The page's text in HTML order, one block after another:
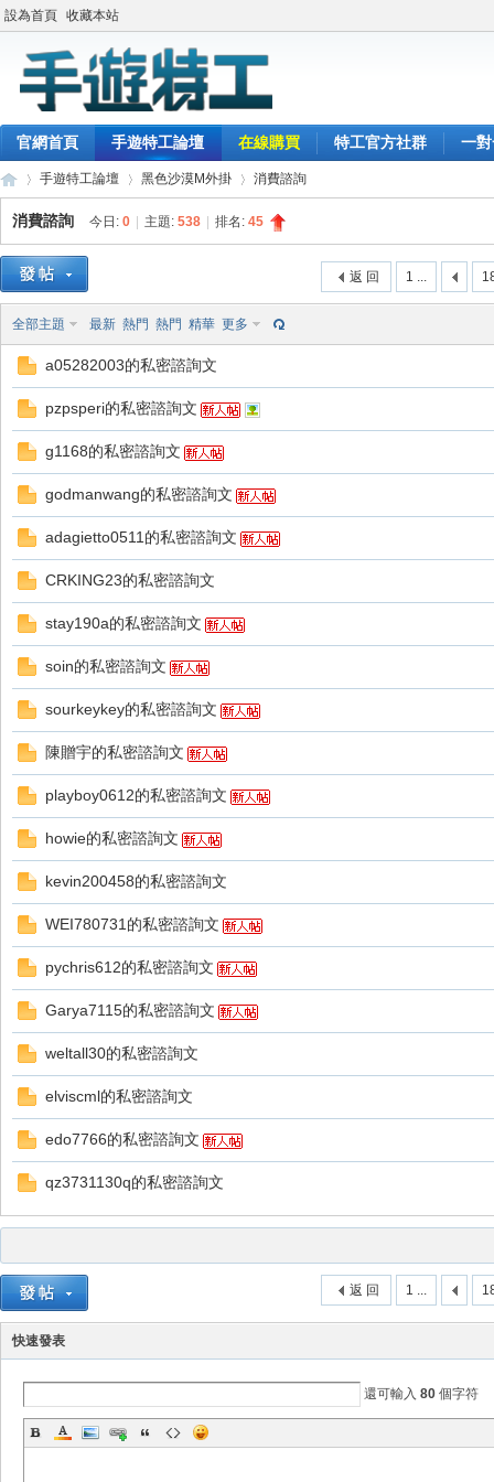
設為首頁 收藏本站
官網首頁 手遊特工論壇 在線購買 特工官方社群 一
»
手遊特工論壇 黑色沙漠M外掛 消費諮詢
消費諮詢 今日: 0 主題: 538 排名: 45
1 ...
返 回
全部主題 最新 熱門 熱門 精華 更多
a05282003的私密諮詢文
pzpsperi的私密諮詢文
g1168的私密諮詢文
godmanwang的私密諮詢文
adagietto0511的私密諮詢文
CRKING23的私密諮詢文
stay190a的私密諮詢文
soin的私密諮詢文
sourkeykey的私密諮詢文
陳贈宇的私密諮詢文
playboy0612的私密諮詢文
howie的私密諮詢文
kevin200458的私密諮詢文
WEI780731的私密諮詢文
pychris612的私密諮詢文
Garya7115的私密諮詢文
weltall30的私密諮詢文
elviscml的私密諮詢文
edo7766的私密諮詢文
qz3731130q的私密諮詢文
1 ...
返 回
快速發表
還可輸入 80 個字符